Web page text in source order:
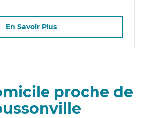
En Savoir Plus
proche de